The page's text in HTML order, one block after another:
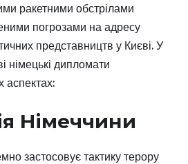
ракетними обстрілами
погрозами на адресу
представництв у Києві. У
німецькі дипломати
аспектах:
Німеччини
застосовує тактику терору